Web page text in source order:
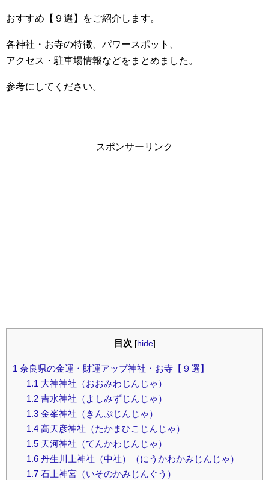
おすすめ【９選】をご紹介します。
各神社・お寺の特徴、パワースポット、
アクセス・駐車場情報などをまとめました。
参考にしてください。
スポンサーリンク
目次 [hide]
1 奈良県の金運・財運アップ神社・お寺【９選】
1.1 大神神社（おおみわじんじゃ）
1.2吉水神社（よしみずじんじゃ）
1.3金峯神社（きんぷじんじゃ）
1.4高天彦神社（たかまひこじんじゃ）
1.5天河神社（てんかわじんじゃ）
1.6丹生川上神社（中社）（にうかわかみじんじゃ）
1.7石上神宮（いそのかみじんぐう）